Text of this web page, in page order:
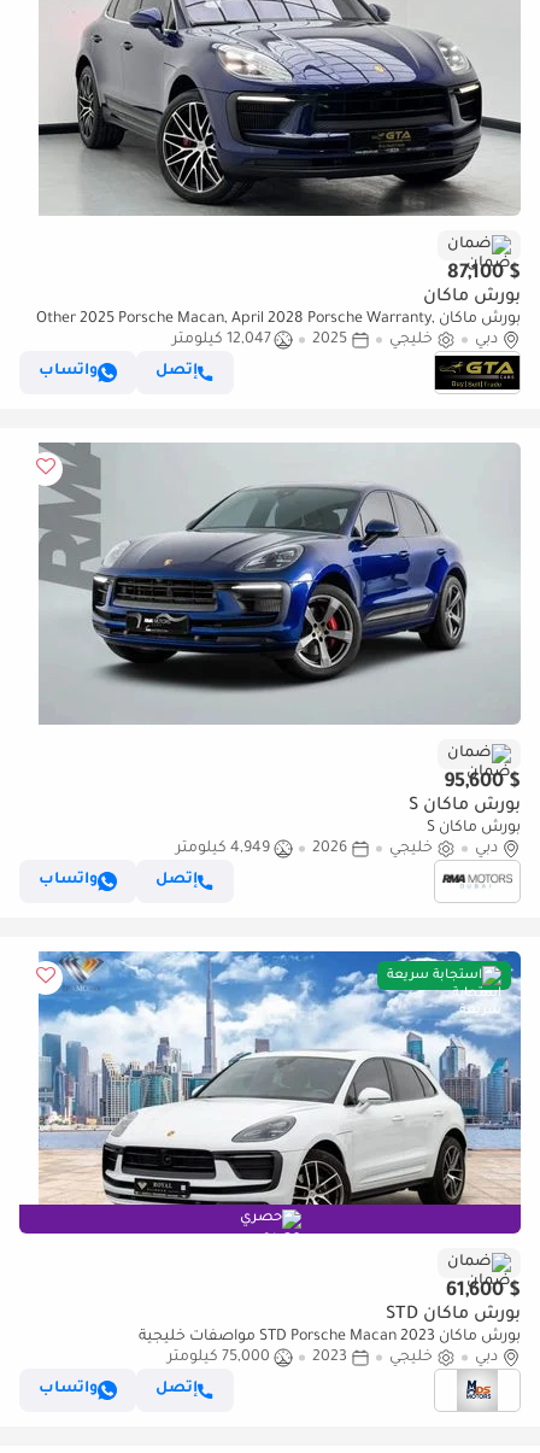
ضمان
$ 87,100
بورش ماكان
بورش ماكان Other 2025 Porsche Macan, April 2028 Porsche Warranty,
Porsche Service History, GCC
دبي خليجي 2025
12,047 كيلومتر
إتصل
واتساب
ضمان
$ 95,600
بورش ماكان S
بورش ماكان S
دبي
خليجي 2026
4,949 كيلومتر
إتصل
واتساب
استجابة سريعة
حصري
ضمان
$ 61,600
بورش ماكان STD
بورش ماكان STD Porsche Macan 2023 مواصفات خليجية
دبي
خليجي 2023
75,000 كيلومتر
إتصل
واتساب